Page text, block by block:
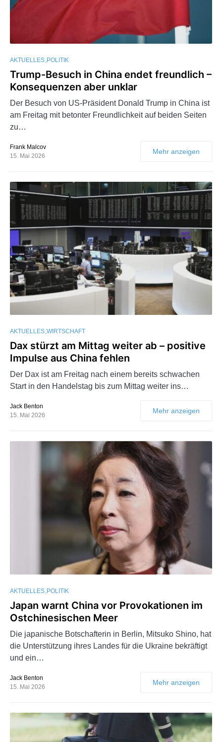
AKTUELLES POLITIK
Trump-Besuch in China endet freundlich –
Konsequenzen aber unklar
Der Besuch von US-Präsident Donald Trump in China ist
am Freitag mit betonter Freundlichkeit auf beiden Seiten
zu…
Frank Malcov
15. Mai 2026
Mehr anzeigen
AKTUELLES WIRTSCHAFT
Dax stürzt am Mittag weiter ab – positive
Impulse aus China fehlen
Der Dax ist am Freitag nach einem bereits schwachen
Start in den Handelstag bis zum Mittag weiter ins…
Jack Benton
15. Mai 2026
Mehr anzeigen
AKTUELLES POLITIK
Japan warnt China vor Provokationen im
Ostchinesischen Meer
Die japanische Botschafterin in Berlin, Mitsuko Shino, hat
die Unterstützung ihres Landes für die Ukraine bekräftigt
und ein…
Jack Benton
15. Mai 2026
Mehr anzeigen